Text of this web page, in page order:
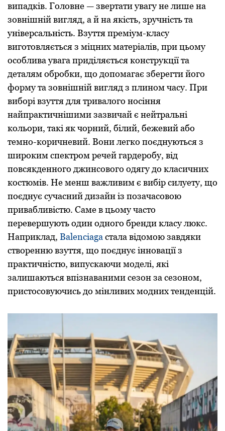
випадків. Головне — звертати увагу не лише на
зовнішній вигляд, а й на якість, зручність та
універсальність. Взуття преміум-класу
виготовляється з міцних матеріалів, при цьому
особлива увага приділяється конструкції та
деталям обробки, що допомагає зберегти його
форму та зовнішній вигляд з плином часу. При
виборі взуття для тривалого носіння
найпрактичнішими зазвичай є нейтральні
кольори, такі як чорний, білий, бежевий або
темно-коричневий. Вони легко поєднуються з
широким спектром речей гардеробу, від
повсякденного джинсового одягу до класичних
костюмів. Не менш важливим є вибір силуету, що
поєднує сучасний дизайн із позачасовою
привабливістю. Саме в цьому часто
перевершують один одного бренди класу люкс.
Наприклад, Balenciaga стала відомою завдяки
створенню взуття, що поєднує інновації з
практичністю, випускаючи моделі, які
залишаються впізнаваними сезон за сезоном,
пристосовуючись до мінливих модних тенденцій.